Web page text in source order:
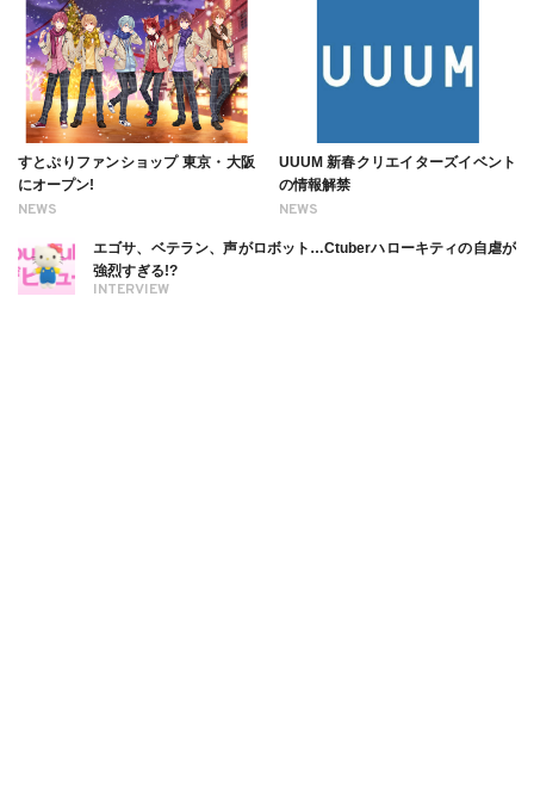
NEWS
すとぷりファンショップ 東京・大阪
にオープン!
NEWS
UUUM 新春クリエイターズイベント
の情報解禁
INTERVIEW
エゴサ、ベテラン、声がロボット…Ctuberハローキティの自虐が
強烈すぎる!?